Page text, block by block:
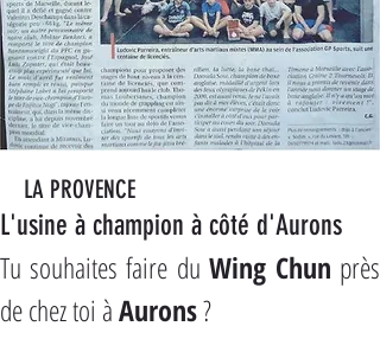
LA PROVENCE
L'usine à champion à côté d'Aurons
Tu souhaites faire du Wing Chun près
de chez toi à Aurons ?